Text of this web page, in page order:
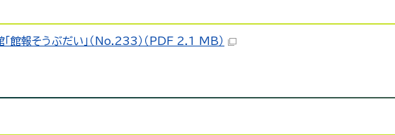
報そうぶだい」（No.233）（PDF 2.1 MB）